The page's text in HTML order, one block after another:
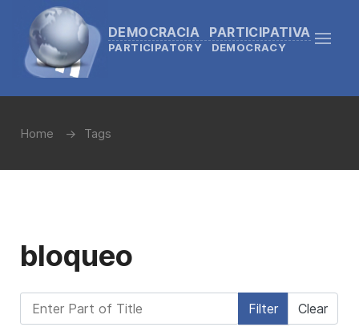
DEMOCRACIA PARTICIPATIVA
PARTICIPATORY DEMOCRACY
Home Tags
bloqueo
Enter Part of Title Filter Clear